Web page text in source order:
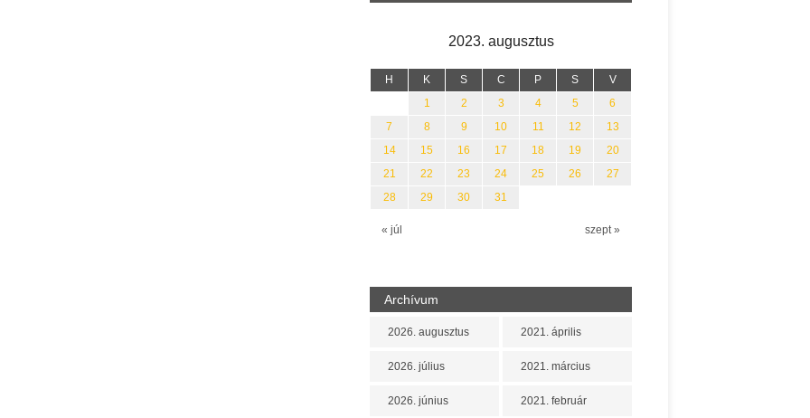
2023. augusztus
H K S C P S V
« júl szept »
1 2 3 4 5
6
7
8 9 10 11 12
13
14
15 16 17 18 19
20
21
22 23 24 25 26
27
28
29 30 31
Archívum
2026. augusztus
2026. július
2026. június
2021. április
2021. március
2021. február